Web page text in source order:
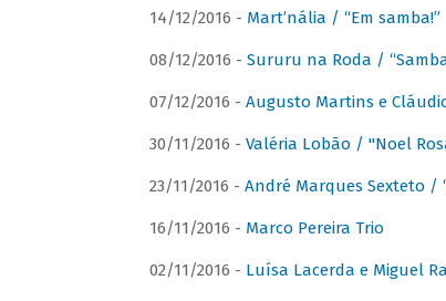
14/12/2016 - Mart’nália / “Em samba!”
08/12/2016 - Sururu na Roda /
07/12/2016 - Augusto Martins e
30/11/2016 - Valéria Lobão / "Noel
23/11/2016 - André Marques Sexteto /
16/11/2016 - Marco Pereira Trio
02/11/2016 - Luísa Lacerda e Miguel